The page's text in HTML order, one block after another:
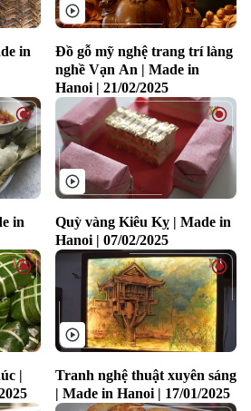
in
Đồ gỗ mỹ nghệ trang trí làng
nghề Vạn An | Made in
Hanoi | 21/02/2025
in
Quỳ vàng Kiêu Kỵ | Made in
Hanoi | 07/02/2025
|
Tranh nghệ thuật xuyên sáng
| Made in Hanoi | 17/01/2025